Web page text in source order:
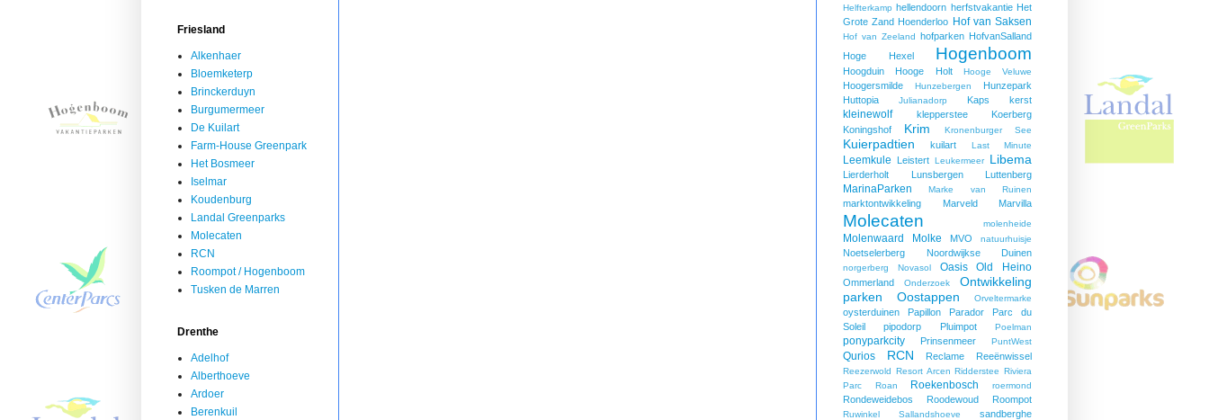
Friesland
Alkenhaer
Bloemketerp
Brinckerduyn
Burgumermeer
De Kuilart
Farm-House Greenpark
Het Bosmeer
Iselmar
Koudenburg
Landal Greenparks
Molecaten
RCN
Roompot / Hogenboom
Tusken de Marren
Drenthe
Adelhof
Alberthoeve
Ardoer
Berenkuil
Helfterkamp hellendoorn herfstvakantie Het
Grote Zand Hoenderloo Hof van Saksen
Hof van Zeeland hofparken HofvanSalland
Hoge Hexel
Hogenboom
Hoogduin Hooge Holt Hooge Veluwe
Hoogersmilde Hunzebergen
Hunzepark
Huttopia
Julianadorp Kaps kerst
kleinewolf klepperstee
Koerberg
Koningshof
Krim Kronenburger See
Kuierpadtien kuilart Last Minute
Leemkule Leistert Leukermeer Libema
Lierderholt Lunsbergen Luttenberg
MarinaParken Marke van Ruinen
marktontwikkeling Marveld Marvilla
Molecaten molenheide
Molenwaard Molke MVO natuurhuisje
Noetselerberg Noordwijkse Duinen
norgerberg Novasol Oasis Old Heino
Ommerland Onderzoek
Ontwikkeling
parken
Oostappen Orveltermarke
oysterduinen Papillon Parador
Parc du
Soleil
pipodorp Pluimpot Poelman
ponyparkcity Prinsenmeer PuntWest
Qurios RCN Reclame Reeënwissel
Reezerwold Resort Arcen Ridderstee Riviera
Parc
Roan Roekenbosch roermond
Rondeweidebos Roodewoud Roompot
Ruwinkel Sallandshoeve
sandberghe